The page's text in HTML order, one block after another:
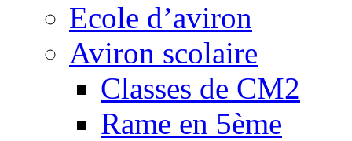
Ecole d’aviron
Aviron scolaire
Classes de CM2
Rame en 5ème